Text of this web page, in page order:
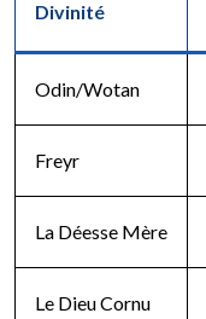
Divinité
Odin/Wotan
Freyr
La Déesse Mère
Le Dieu Cornu